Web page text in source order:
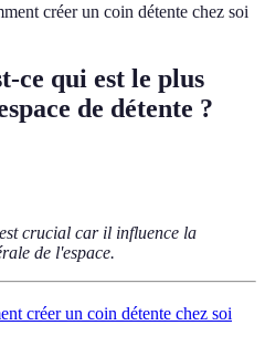
créer un coin détente chez soi
ce qui est le plus
de détente ?
crucial car il influence la
de l'espace.
créer un coin détente chez soi